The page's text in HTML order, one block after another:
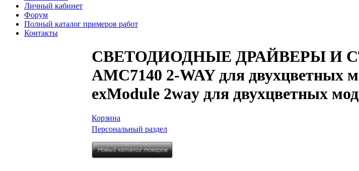
Личный кабинет
Форум
Полный каталог примеров работ
Контакты
СВЕТОДИОДНЫЕ ДРАЙВЕРЫ И
AMC7140 2-WAY для двухцветных
exModule 2way для двухцветных
Корзина
Персональный раздел